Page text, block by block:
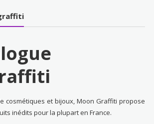
cosmétiques et bijoux, Moon Graffiti propose
inédits pour la plupart en France.